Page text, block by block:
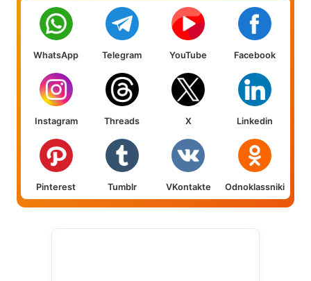
WhatsApp Telegram YouTube Facebook
Instagram Threads X Linkedin
Pinterest Tumblr VKontakte Odnoklassniki